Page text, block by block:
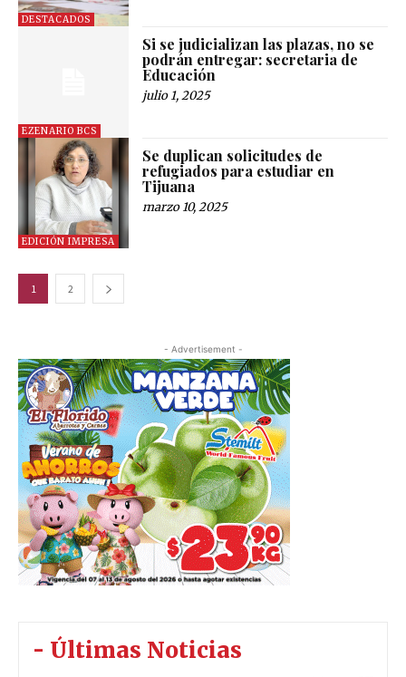
DESTACADOS
EZENARIO BCS
Si se judicializan las plazas, no se
podrán entregar: secretaria de
Educación
julio 1, 2025
EDICIÓN IMPRESA
Se duplican solicitudes de
refugiados para estudiar en
Tijuana
marzo 10, 2025
1 2
- Advertisement -
- Últimas Noticias